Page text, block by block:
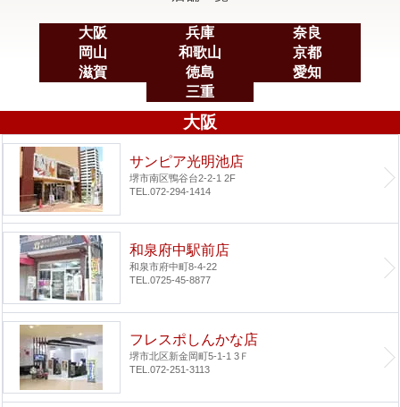
大阪 兵庫
奈良
岡山
和歌山
京都
滋賀
徳島
愛知
三重
大阪
サンピア光明池店
堺市南区鴨谷台2-2-1 2F
TEL.072-294-1414
和泉府中駅前店
和泉市府中町8-4-22
TEL.0725-45-8877
フレスポしんかな店
堺市北区新金岡町5-1-1 3Ｆ
TEL.072-251-3113